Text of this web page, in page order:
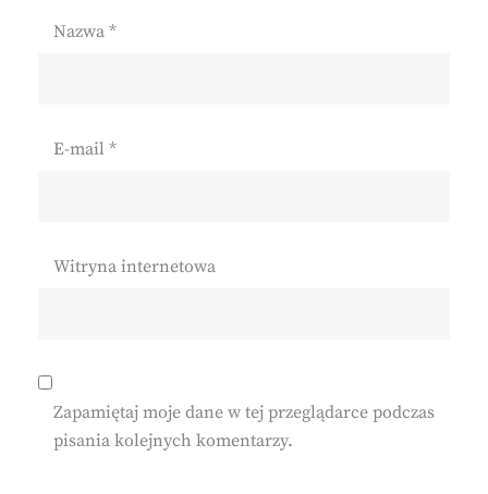
Nazwa *
E-mail *
Witryna internetowa
Zapamiętaj moje dane w tej przeglądarce podczas
pisania kolejnych komentarzy.